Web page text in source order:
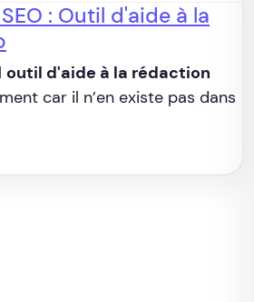
: Outil d'aide à la
outil d'aide à la rédaction
car il n’en existe pas dans